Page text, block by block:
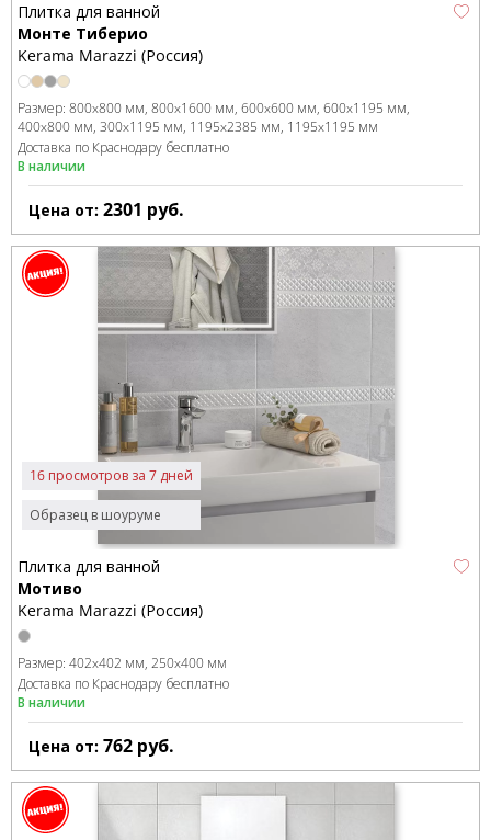
Плитка для ванной
Монте Тиберио
Kerama Marazzi (Россия)
Размер: 800x800 мм 800x1600 мм 600x600 мм 600x1195 мм
400x800 мм 300x1195 мм 1195x2385 мм 1195x1195 мм
Доставка по Краснодару бесплатно
В наличии
Цена от: 2301 руб.
Образец в шоуруме
16 просмотров за 7 дней
Плитка для ванной
Мотиво
Kerama Marazzi (Россия)
Размер: 402x402 мм 250x400 мм
Доставка по Краснодару бесплатно
В наличии
Цена от: 762 руб.